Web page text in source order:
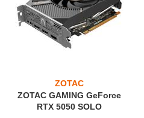
ZOTAC
ZOTAC GAMING GeForce
RTX 5050 SOLO